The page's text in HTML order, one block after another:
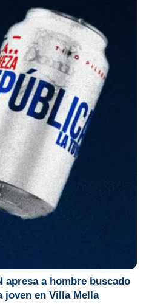
apresa a hombre buscado
joven en Villa Mella